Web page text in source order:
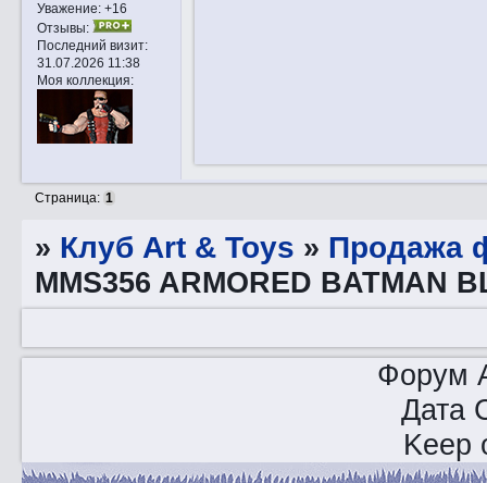
Уважение: +16
Отзывы:
Последний визит:
31.07.2026 11:38
Моя коллекция:
Страница: 1
» Клуб Art & Toys » Продажа
MMS356 ARMORED BATMAN
Форум
Дата
Keep